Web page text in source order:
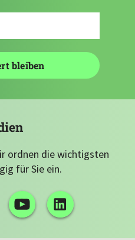
ordnen die wichtigsten
für Sie ein.